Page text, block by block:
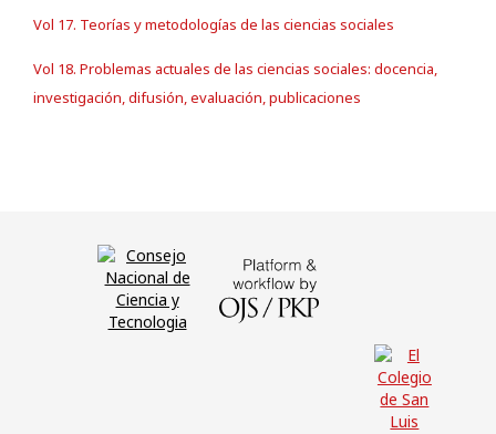
Vol 17. Teorías y metodologías de las ciencias sociales
Vol 18. Problemas actuales de las ciencias sociales: docencia,
investigación, difusión, evaluación, publicaciones